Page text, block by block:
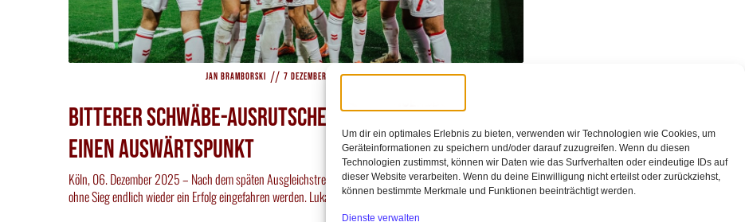
Um dir ein optimales Erlebnis zu bieten, verwenden wir Technologien wie Cookies, um
Geräteinformationen zu speichern und/oder darauf zuzugreifen. Wenn du diesen
Technologien zustimmst, können wir Daten wie das Surfverhalten oder eindeutige IDs auf
dieser Website verarbeiten. Wenn du deine Einwilligung nicht erteilst oder zurückziehst,
können bestimmte Merkmale und Funktionen beeinträchtigt werden.
Dienste verwalten
Jan Bramborski // 7 Dezember 2025 // 14:27
Bitterer Schwäbe-Ausrutscher beschert St. Pauli
einen Auswärtspunkt
Köln, 06. Dezember 2025 – Nach dem späten Ausgleichstreffer in Bremen sollte nun nach drei Spielen
ohne Sieg endlich wieder ein Erfolg eingefahren werden. Lukas[…]